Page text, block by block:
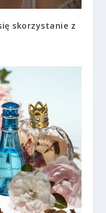
skorzystanie z